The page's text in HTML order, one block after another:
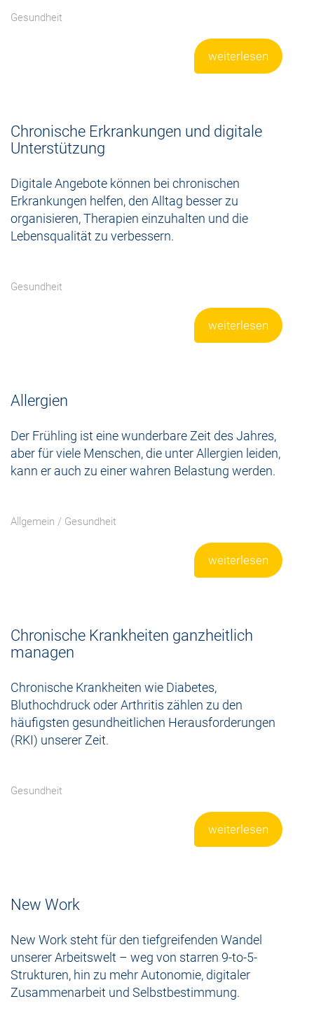
Gesundheit
weiterlesen
Chronische Erkrankungen und digitale
Unterstützung
Digitale Angebote können bei chronischen
Erkrankungen helfen, den Alltag besser zu
organisieren, Therapien einzuhalten und die
Lebensqualität zu verbessern.
Gesundheit
weiterlesen
Allergien
Der Frühling ist eine wunderbare Zeit des Jahres,
aber für viele Menschen, die unter Allergien leiden,
kann er auch zu einer wahren Belastung werden.
Allgemein / Gesundheit
weiterlesen
Chronische Krankheiten ganzheitlich
managen
Chronische Krankheiten wie Diabetes,
Bluthochdruck oder Arthritis zählen zu den
häufigsten gesundheitlichen Herausforderungen
(RKI) unserer Zeit.
Gesundheit
weiterlesen
New Work
New Work steht für den tiefgreifenden Wandel
unserer Arbeitswelt – weg von starren 9-to-5-
Strukturen, hin zu mehr Autonomie, digitaler
Zusammenarbeit und Selbstbestimmung.